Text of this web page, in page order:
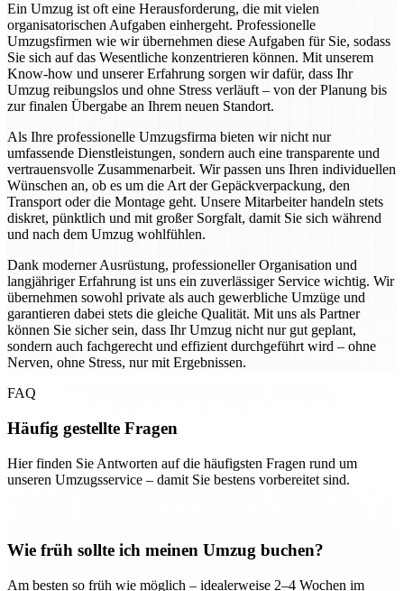
Ein Umzug ist oft eine Herausforderung, die mit vielen
organisatorischen Aufgaben einhergeht. Professionelle
Umzugsfirmen wie wir übernehmen diese Aufgaben für Sie, sodass
Sie sich auf das Wesentliche konzentrieren können. Mit unserem
Know-how und unserer Erfahrung sorgen wir dafür, dass Ihr
Umzug reibungslos und ohne Stress verläuft – von der Planung bis
zur finalen Übergabe an Ihrem neuen Standort.
Als Ihre professionelle Umzugsfirma bieten wir nicht nur
umfassende Dienstleistungen, sondern auch eine transparente und
vertrauensvolle Zusammenarbeit. Wir passen uns Ihren individuellen
Wünschen an, ob es um die Art der Gepäckverpackung, den
Transport oder die Montage geht. Unsere Mitarbeiter handeln stets
diskret, pünktlich und mit großer Sorgfalt, damit Sie sich während
und nach dem Umzug wohlfühlen.
Dank moderner Ausrüstung, professioneller Organisation und
langjähriger Erfahrung ist uns ein zuverlässiger Service wichtig. Wir
übernehmen sowohl private als auch gewerbliche Umzüge und
garantieren dabei stets die gleiche Qualität. Mit uns als Partner
können Sie sicher sein, dass Ihr Umzug nicht nur gut geplant,
sondern auch fachgerecht und effizient durchgeführt wird – ohne
Nerven, ohne Stress, nur mit Ergebnissen.
FAQ
Häufig gestellte Fragen
Hier finden Sie Antworten auf die häufigsten Fragen rund um
unseren Umzugsservice – damit Sie bestens vorbereitet sind.
Wie früh sollte ich meinen Umzug buchen?
Am besten so früh wie möglich – idealerweise 2–4 Wochen im